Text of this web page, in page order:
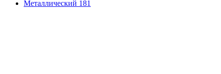
Металлический 181